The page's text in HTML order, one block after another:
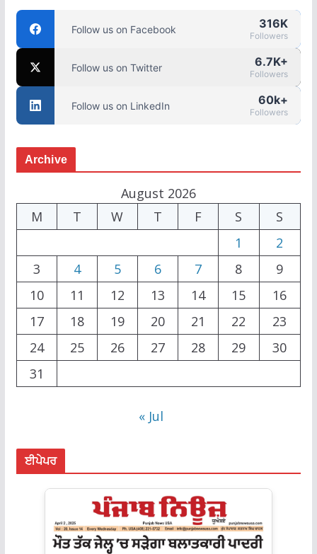
Follow us on Facebook 316K
Followers
Follow us on Twitter 6.7K+
Followers
Follow us on LinkedIn 60k+
Followers
Archive
August 2026
M
T W T F S
S
1
2
3
4 5 6 7 8
9
10
11 12 13 14 15
16
17
18 19 20 21 22
23
24
25 26 27 28 29
30
31
« Jul
ਈਪੇਪਰ